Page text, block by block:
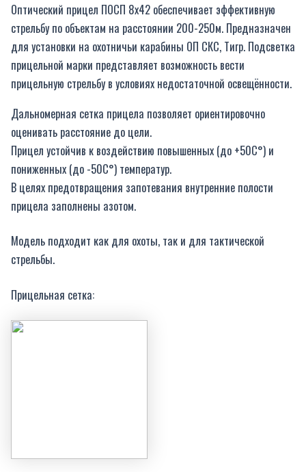
Оптический прицел ПОСП 8х42 обеспечивает эффективную
стрельбу по объектам на расстоянии 200-250м. Предназначен
для установки на охотничьи карабины ОП СКС, Тигр. Подсветка
прицельной марки представляет возможность вести
прицельную стрельбу в условиях недостаточной освещённости.
Дальномерная сетка прицела позволяет ориентировочно
оценивать расстояние до цели.
Прицел устойчив к воздействию повышенных (до +50С°) и
пониженных (до -50С°) температур.
В целях предотвращения запотевания внутренние полости
прицела заполнены азотом.
Модель подходит как для охоты, так и для тактической
стрельбы.
Прицельная сетка: